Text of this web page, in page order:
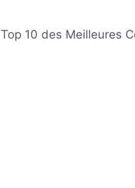
Top 10 des Meilleures